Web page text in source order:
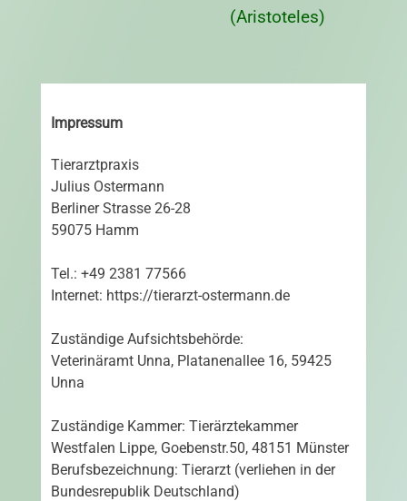
(Aristoteles)
Impressum
Tierarztpraxis
Julius Ostermann
Berliner Strasse 26-28
59075 Hamm
Tel.: +49 2381 77566
Internet: https://tierarzt-ostermann.de
Zuständige Aufsichtsbehörde:
Veterinäramt Unna, Platanenallee 16, 59425
Unna
Zuständige Kammer: Tierärztekammer
Westfalen Lippe, Goebenstr.50, 48151 Münster
Berufsbezeichnung: Tierarzt (verliehen in der
Bundesrepublik Deutschland)